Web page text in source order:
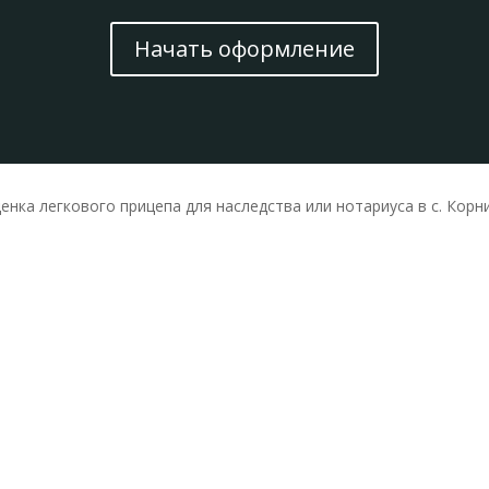
Начать оформление
легкового прицепа для наследства или нотариуса в с.